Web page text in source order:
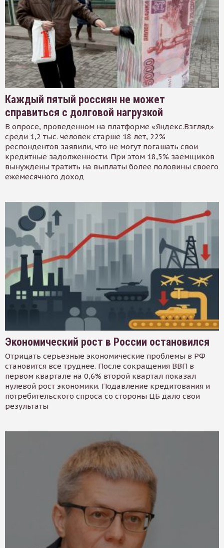
Каждый пятый россиян не может
справиться с долговой нагрузкой
В опросе, проведенном на платформе «Яндекс.Взгляд»
среди 1,2 тыс. человек старше 18 лет, 22%
респондентов заявили, что не могут погашать свои
кредитные задолженности. При этом 18,5% заемщиков
вынуждены тратить на выплаты более половины своего
ежемесячного доход
Экономический рост в России остановился
Отрицать серьезные экономические проблемы в РФ
становится все труднее. После сокращения ВВП в
первом квартале на 0,6% второй квартал показал
нулевой рост экономики. Подавление кредитования и
потребительского спроса со стороны ЦБ дало свои
результаты